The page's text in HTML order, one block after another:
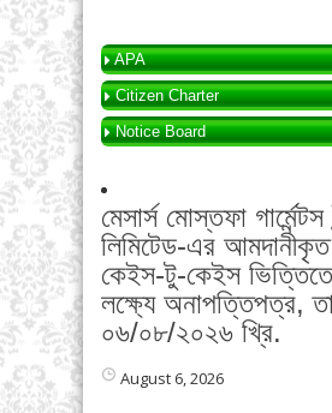
APA
Citizen Charter
Notice Board
মেসার্স মোস্তফা গার্মেন্টস
লিমিটেড-এর আমদানীকৃত
কেইস-টু-কেইস
লক্ষ্যে অনাপত্তিপত্র,
০৬/০৮/২০২৬ খ্রি.
August 6, 2026